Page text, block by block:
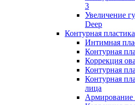
3
Увеличение
Deep
Контурная пластика
Интимная
Контурная
Коррекция
Контурная
Контурная
лица
Армирование